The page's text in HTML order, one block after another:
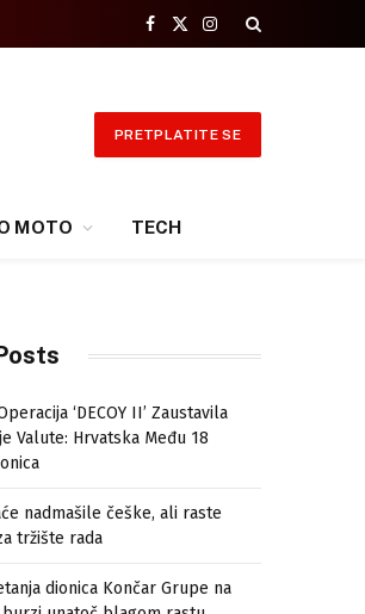
Facebook
X
Instagram
PRETPLATITE SE
MOTO TECH
‘DECOY II’ Zaustavila
Valute: Hrvatska Među 18
nadmašile češke, ali raste
tržište rada
dionica Končar Grupe na